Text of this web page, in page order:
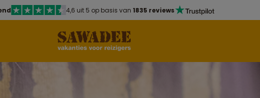
4,6 uit 5 op basis van 1835 reviews